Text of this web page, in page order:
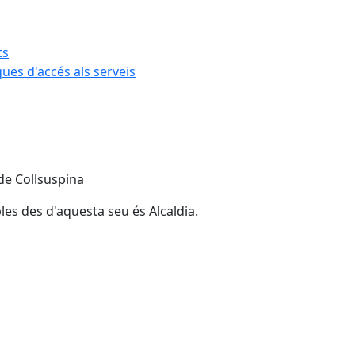
d'accés als serveis
Collsuspina
des d'aquesta seu és Alcaldia.